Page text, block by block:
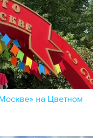
на Цветном